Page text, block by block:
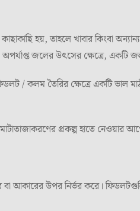
হয়, তাহলে খাবার কিংবা
জলের উৎসের ক্ষেত্রে, একটি
কলম তৈরির ক্ষেত্রে একটি ভাল
প্রকল্প হাতে নেওয়ার
আকারের উপর নির্ভর করে।